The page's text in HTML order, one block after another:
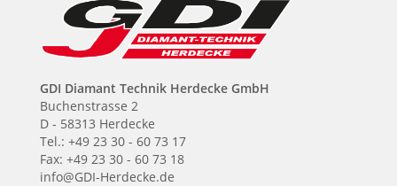
GDI Diamant Technik Herdecke GmbH
Buchenstrasse 2
D - 58313 Herdecke
Tel.: +49 23 30 - 60 73 17
Fax: +49 23 30 - 60 73 18
info@GDI-Herdecke.de